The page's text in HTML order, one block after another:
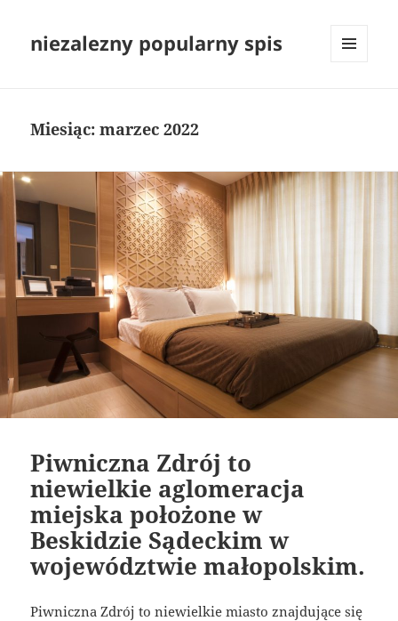
niezalezny popularny spis
Miesiąc:marzec 2022
Piwniczna Zdrój to
niewielkie aglomeracja
miejska położone w
Beskidzie Sądeckim w
województwie małopolskim.
Piwniczna Zdrój to niewielkie miasto znajdujące się